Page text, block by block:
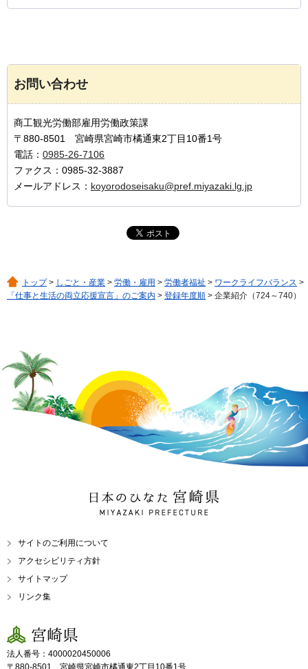
お問い合わせ
商工観光労働部雇用労働政策課
〒880-8501 宮崎県宮崎市橘通東2丁目10番1号
電話： 0985-26-7106
ファクス：0985-32-3887
メールアドレス： koyorodoseisaku@pref.miyazaki.lg.jp
トップ> しごと・産業 > 労働・雇用 > 労働者福祉 > ワークライフバランス >
「仕事と生活の両立応援宣言」のご案内 > 登録年度順 > 企業紹介（724～740）
日本のひなた 宮崎県
MIYAZAKI PREFECTURE
サイトのご利用について
アクセシビリティ方針
サイトマップ
リンク集
宮崎県
法人番号：4000020450006
〒880-8501 宮崎県宮崎市橘通東2丁目10番1号